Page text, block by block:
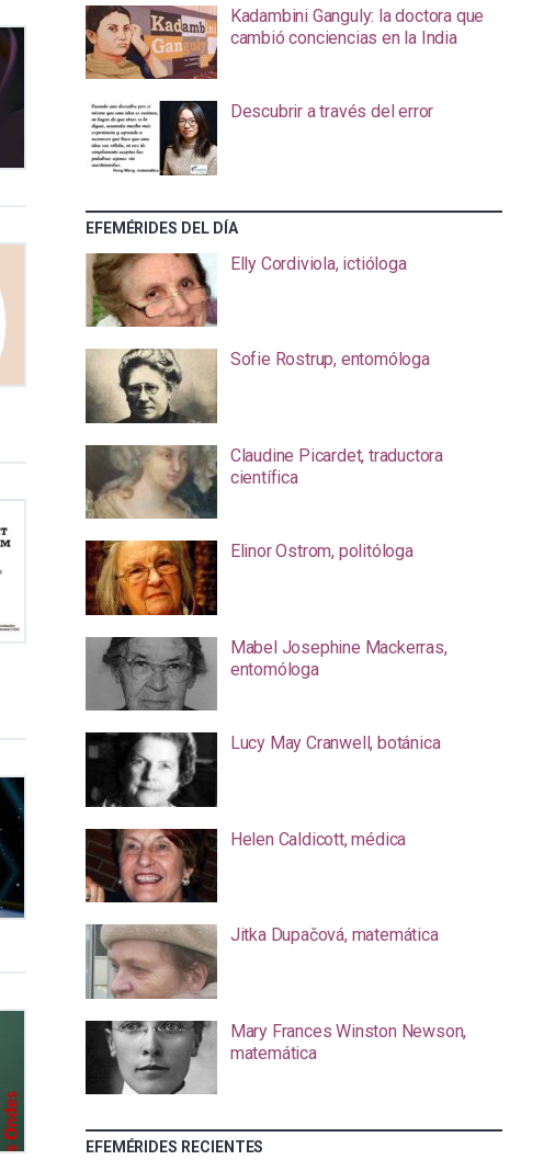
Kadambini Ganguly: la doctora que
cambió conciencias en la India
Descubrir a través del error
EFEMÉRIDES DEL DÍA
Elly Cordiviola, ictióloga
Sofie Rostrup, entomóloga
Claudine Picardet, traductora
científica
Elinor Ostrom, politóloga
Mabel Josephine Mackerras,
entomóloga
Lucy May Cranwell, botánica
Helen Caldicott, médica
Jitka Dupačová, matemática
Mary Frances Winston Newson,
matemática
EFEMÉRIDES RECIENTES